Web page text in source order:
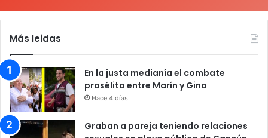
Más leidas
En la justa medianía el combate
prosélito entre Marín y Gino
Hace 4 días
Graban a pareja teniendo relaciones